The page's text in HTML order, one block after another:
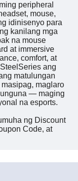
peripheral
mouse,
idinisenyo para
kanilang mga
na mouse
at immersive
comfort, at
ang
matulungan
maglaro
— maging
na esports.
ng Discount
Code, at